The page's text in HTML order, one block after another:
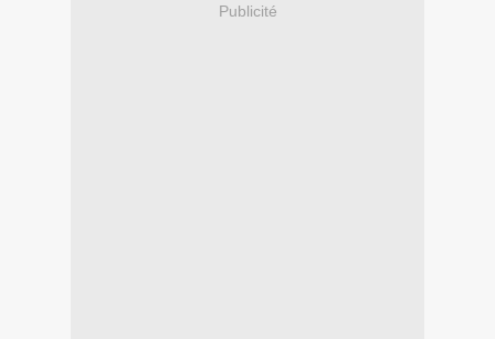
Publicité